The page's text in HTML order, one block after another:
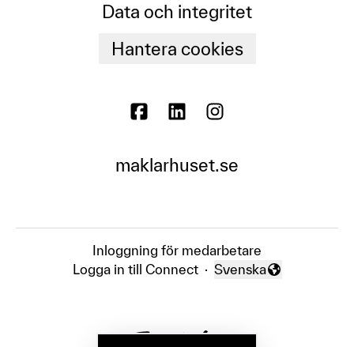
Data och integritet
Hantera cookies
maklarhuset.se
Inloggning för medarbetare
Logga in till Connect ·
Byt språk
Svenska